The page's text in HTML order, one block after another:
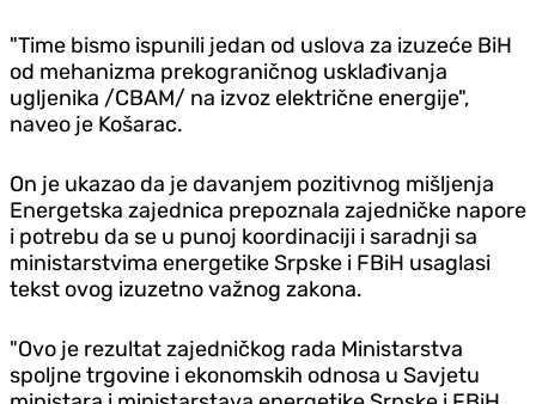
"Time bismo ispunili jedan od uslova za izuzeće BiH
od mehanizma prekograničnog usklađivanja
ugljenika /CBAM/ na izvoz električne energije",
naveo je Košarac.
On je ukazao da je davanjem pozitivnog mišljenja
Energetska zajednica prepoznala zajedničke napore
i potrebu da se u punoj koordinaciji i saradnji sa
ministarstvima energetike Srpske i FBiH usaglasi
tekst ovog izuzetno važnog zakona.
"Ovo je rezultat zajedničkog rada Ministarstva
spoljne trgovine i ekonomskih odnosa u Savjetu